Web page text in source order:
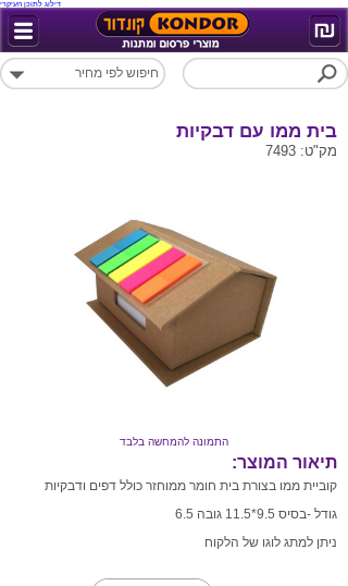
דילוג לתוכן העיקרי
בית ממו עם דבקיות
מק"ט: 7493
התמונה להמחשה בלבד
תיאור המוצר:
קוביית ממו בצורת בית חומר ממוחזר כולל דפים ודבקיות
גודל -בסיס 9.5*11.5 גובה 6.5
ניתן למתג לוגו של הלקוח